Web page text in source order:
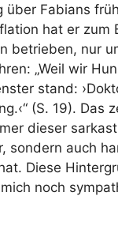
über Fabians
hat er zum
betrieben, nur
„Weil wir
stand:
(S. 19). Das
dieser
sondern auch
Diese
noch